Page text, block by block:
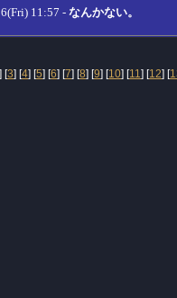
11:57 -なんかない。
] [3] [4] [5] [6] [7] [8] [9] [10] [11] [12] [